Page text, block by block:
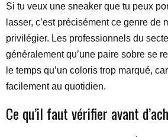
Si tu veux une sneaker que tu peux
lasser, c’est précisément ce genre de
privilégier. Les professionnels du
généralement qu’une paire sobre se
le temps qu’un coloris trop marqué,
facilement au quotidien.
Ce qu’il faut vérifier avant